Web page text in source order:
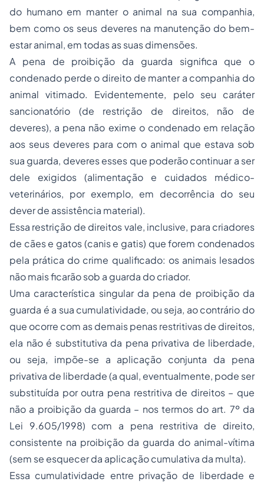
do humano em manter o animal na sua companhia,
bem como os seus deveres na manutenção do bem-
estar animal, em todas as suas dimensões.
A pena de proibição da guarda significa que o
condenado perde o direito de manter a companhia do
animal vitimado. Evidentemente, pelo seu caráter
sancionatório (de restrição de direitos, não de
deveres), a pena não exime o condenado em relação
aos seus deveres para com o animal que estava sob
sua guarda, deveres esses que poderão continuar a ser
dele exigidos (alimentação e cuidados médico-
veterinários, por exemplo, em decorrência do seu
dever de assistência material).
Essa restrição de direitos vale, inclusive, para criadores
de cães e gatos (canis e gatis) que forem condenados
pela prática do crime qualificado: os animais lesados
não mais ficarão sob a guarda do criador.
Uma característica singular da pena de proibição da
guarda é a sua cumulatividade, ou seja, ao contrário do
que ocorre com as demais penas restritivas de direitos,
ela não é substitutiva da pena privativa de liberdade,
ou seja, impõe-se a aplicação conjunta da pena
privativa de liberdade (a qual, eventualmente, pode ser
substituída por outra pena restritiva de direitos – que
não a proibição da guarda – nos termos do art. 7º da
Lei 9.605/1998) com a pena restritiva de direito,
consistente na proibição da guarda do animal-vítima
(sem se esquecer da aplicação cumulativa da multa).
Essa cumulatividade entre privação de liberdade e